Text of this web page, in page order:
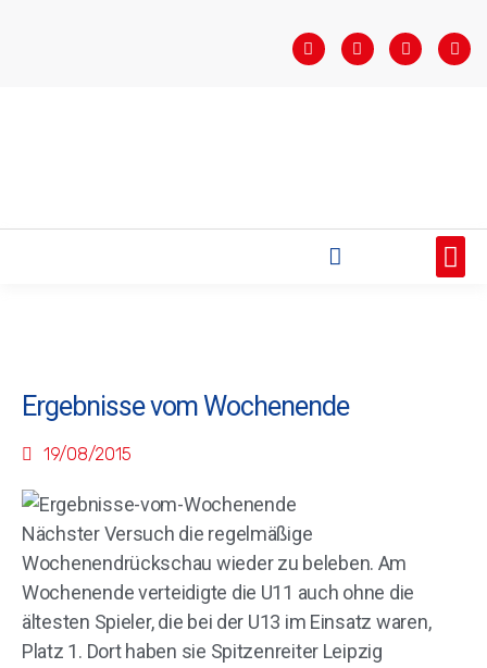
Ergebnisse vom Wochenende
19/08/2015
Nächster Versuch die regelmäßige
Wochenendrückschau wieder zu beleben. Am
Wochenende verteidigte die U11 auch ohne die
ältesten Spieler, die bei der U13 im Einsatz waren,
Platz 1. Dort haben sie Spitzenreiter Leipzig